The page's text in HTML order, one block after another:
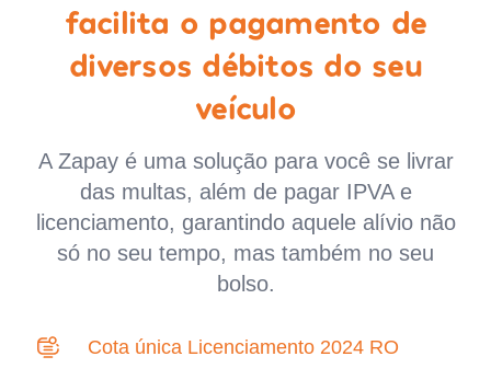
facilita o pagamento de
diversos débitos do seu
veículo
A Zapay é uma solução para você se livrar
das multas, além de pagar IPVA e
licenciamento, garantindo aquele alívio não
só no seu tempo, mas também no seu
bolso.
Cota única Licenciamento 2024 RO